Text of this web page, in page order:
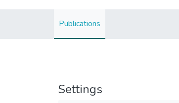
Publications
Settings